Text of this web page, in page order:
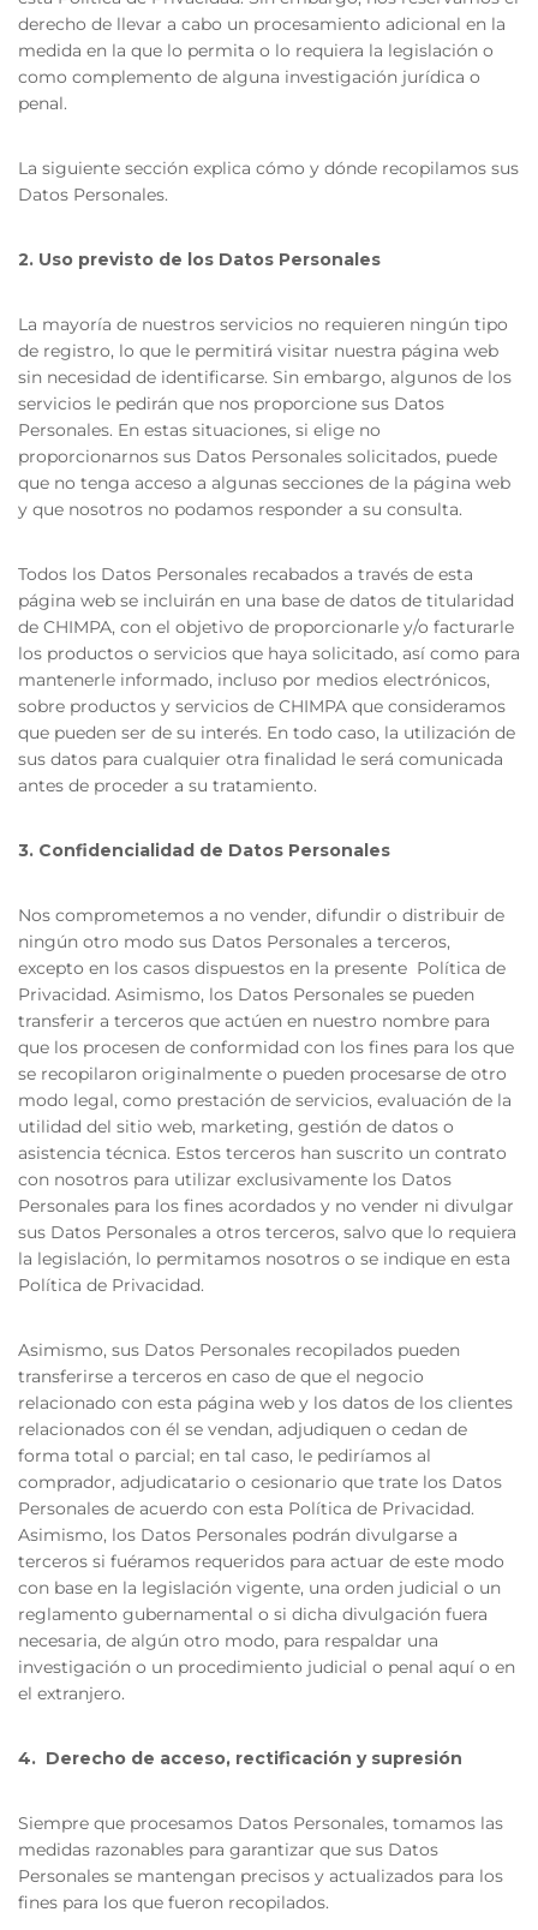
derecho de llevar a cabo un procesamiento adicional en la
medida en la que lo permita o lo requiera la legislación o
como complemento de alguna investigación jurídica o
penal.
La siguiente sección explica cómo y dónde recopilamos sus
Datos Personales.
2. Uso previsto de los Datos Personales
La mayoría de nuestros servicios no requieren ningún tipo
de registro, lo que le permitirá visitar nuestra página web
sin necesidad de identificarse. Sin embargo, algunos de los
servicios le pedirán que nos proporcione sus Datos
Personales. En estas situaciones, si elige no
proporcionarnos sus Datos Personales solicitados, puede
que no tenga acceso a algunas secciones de la página web
y que nosotros no podamos responder a su consulta.
Todos los Datos Personales recabados a través de esta
página web se incluirán en una base de datos de titularidad
de CHIMPA, con el objetivo de proporcionarle y/o facturarle
los productos o servicios que haya solicitado, así como para
mantenerle informado, incluso por medios electrónicos,
sobre productos y servicios de CHIMPA que consideramos
que pueden ser de su interés. En todo caso, la utilización de
sus datos para cualquier otra finalidad le será comunicada
antes de proceder a su tratamiento.
3. Confidencialidad de Datos Personales
Nos comprometemos a no vender, difundir o distribuir de
ningún otro modo sus Datos Personales a terceros,
excepto en los casos dispuestos en la presente Política de
Privacidad. Asimismo, los Datos Personales se pueden
transferir a terceros que actúen en nuestro nombre para
que los procesen de conformidad con los fines para los que
se recopilaron originalmente o pueden procesarse de otro
modo legal, como prestación de servicios, evaluación de la
utilidad del sitio web, marketing, gestión de datos o
asistencia técnica. Estos terceros han suscrito un contrato
con nosotros para utilizar exclusivamente los Datos
Personales para los fines acordados y no vender ni divulgar
sus Datos Personales a otros terceros, salvo que lo requiera
la legislación, lo permitamos nosotros o se indique en esta
Política de Privacidad.
Asimismo, sus Datos Personales recopilados pueden
transferirse a terceros en caso de que el negocio
relacionado con esta página web y los datos de los clientes
relacionados con él se vendan, adjudiquen o cedan de
forma total o parcial; en tal caso, le pediríamos al
comprador, adjudicatario o cesionario que trate los Datos
Personales de acuerdo con esta Política de Privacidad.
Asimismo, los Datos Personales podrán divulgarse a
terceros si fuéramos requeridos para actuar de este modo
con base en la legislación vigente, una orden judicial o un
reglamento gubernamental o si dicha divulgación fuera
necesaria, de algún otro modo, para respaldar una
investigación o un procedimiento judicial o penal aquí o en
el extranjero.
4. Derecho de acceso, rectificación y supresión
Siempre que procesamos Datos Personales, tomamos las
medidas razonables para garantizar que sus Datos
Personales se mantengan precisos y actualizados para los
fines para los que fueron recopilados.